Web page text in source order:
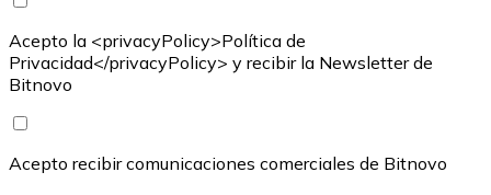
Acepto la <privacyPolicy>Política de
Privacidad</privacyPolicy> y recibir la Newsletter de
Bitnovo
Acepto recibir comunicaciones comerciales de Bitnovo